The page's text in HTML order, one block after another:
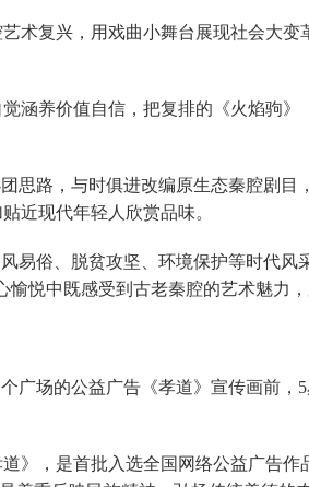
术复兴，用戏曲小舞台展现社会大变
养价值自信，把复排的《火焰驹》
思路，与时俱进改编原生态秦腔剧
近现代年轻人欣赏品味。
易俗、脱贫攻坚、环境保护等时代风
悦中既感受到古老秦腔的艺术魅力
广场的公益广告《孝道》宣传画前，
》，是首批入选全国网络公益广告作